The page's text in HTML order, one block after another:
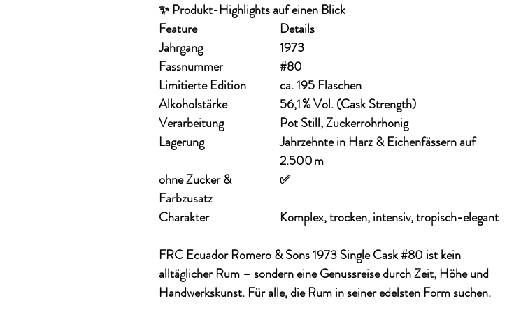
✨ Produkt-Highlights auf einen Blick
Feature
Details
Jahrgang
1973
Fassnummer
#80
Limitierte Edition
ca. 195 Flaschen
Alkoholstärke
56,1 % Vol. (Cask Strength)
Verarbeitung
Pot Still, Zuckerrohrhonig
Lagerung
Jahrzehnte in Harz & Eichenfässern auf
2.500 m
ohne Zucker &
Farbzusatz
✅
Charakter Komplex, trocken, intensiv, tropisch-elegant
FRC Ecuador Romero & Sons 1973 Single Cask #80 ist kein
alltäglicher Rum – sondern eine Genussreise durch Zeit, Höhe und
Handwerkskunst. Für alle, die Rum in seiner edelsten Form suchen.